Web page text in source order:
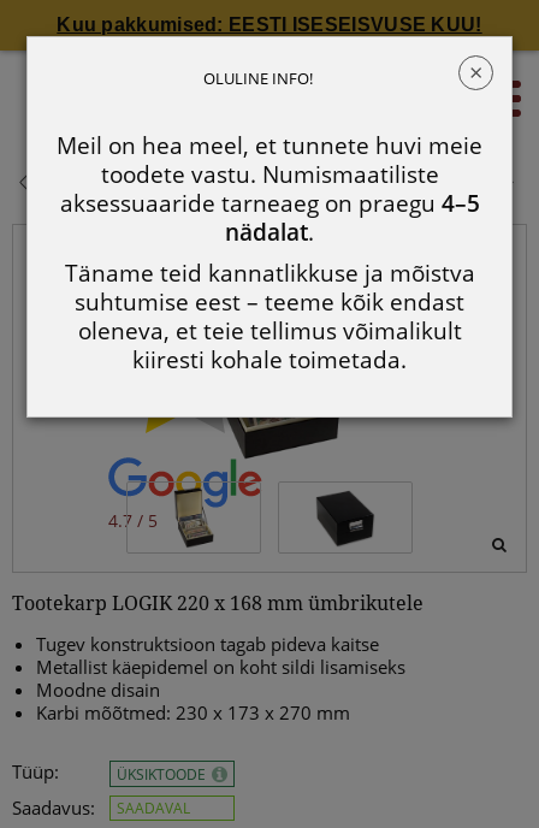
Kuu pakkumised: EESTI ISESEISVUSE KUU!
4.7 / 5
Tootekarp LOGIK 220 x 168 mm
ümbrikutele
Tootekarp LOGIK 220 x 168 mm ümbrikutele
Tugev konstruktsioon tagab pideva kaitse
Metallist käepidemel on koht sildi lisamiseks
Moodne disain
Karbi mõõtmed: 230 x 173 x 270 mm
Tüüp:
Saadavus:
ÜKSIKTOODE
SAADAVAL
Tootekarp LOGIK 220 x 168 mm
×
OLULINE INFO!
Meil on hea meel, et tunnete huvi meie
toodete vastu. Numismaatiliste
aksessuaaride tarneaeg on praegu 4–5
nädalat.
Täname teid kannatlikkuse ja mõistva
suhtumise eest – teeme kõik endast
oleneva, et teie tellimus võimalikult
kiiresti kohale toimetada.